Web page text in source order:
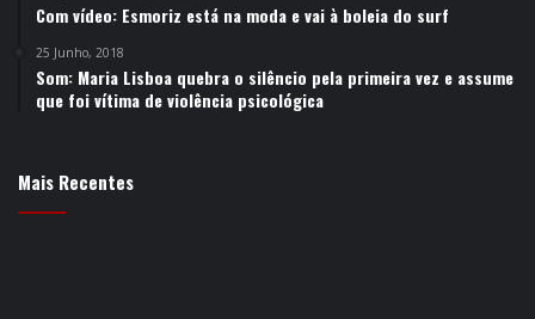
Com vídeo: Esmoriz está na moda e vai à boleia do surf
25 Junho, 2018
Som: Maria Lisboa quebra o silêncio pela primeira vez e assume
que foi vítima de violência psicológica
Mais Recentes